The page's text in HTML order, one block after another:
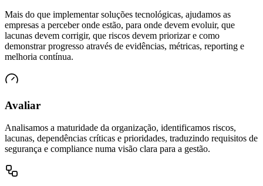
Mais do que implementar soluções tecnológicas, ajudamos as
empresas a perceber onde estão, para onde devem evoluir, que
lacunas devem corrigir, que riscos devem priorizar e como
demonstrar progresso através de evidências, métricas, reporting e
melhoria contínua.
Avaliar
Analisamos a maturidade da organização, identificamos riscos,
lacunas, dependências críticas e prioridades, traduzindo requisitos de
segurança e compliance numa visão clara para a gestão.